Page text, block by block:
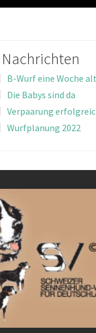
B-Wurf eine Woche alt
Die Babys sind da
Verpaarung
Wurfplanung 2022